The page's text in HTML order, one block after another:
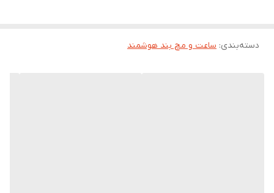
دسته‌بندی: ساعت و مچ بند هوشمند